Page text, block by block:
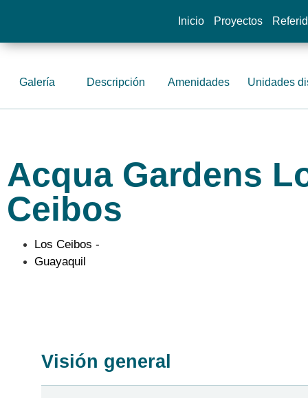
Inicio Proyectos
Galería Descripción Amenidades Unidades
Acqua Gardens
Ceibos
Los Ceibos -
Guayaquil
Visión general